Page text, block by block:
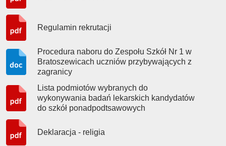
Regulamin rekrutacji
Procedura naboru do Zespołu Szkół Nr 1 w
Bratoszewicach uczniów przybywających z
zagranicy
Lista podmiotów wybranych do
wykonywania badań lekarskich kandydatów
do szkół ponadpodtsawowych
Deklaracja - religia